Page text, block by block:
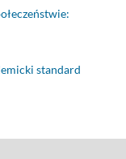
standard